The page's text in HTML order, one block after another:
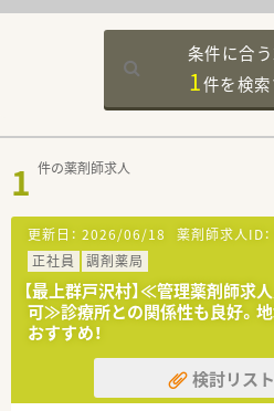
条件に合
1件を検
1 件の薬剤師求人
更新日： 2026/06/18 薬剤師求人ID：
正社員
調剤薬局
【最上群戸沢村】≪管理薬剤師求
可≫診療所との関係性も良好。
おすすめ！
検討リス